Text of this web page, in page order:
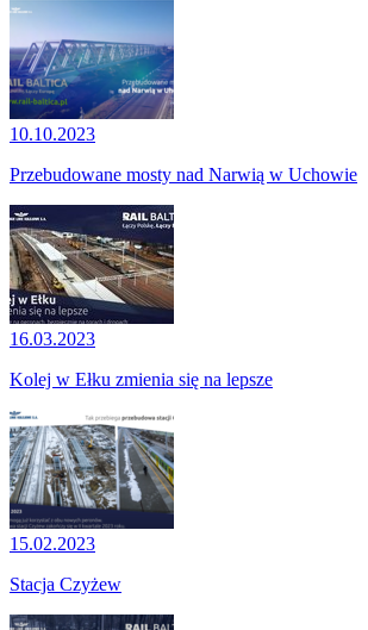
10.10.2023
Przebudowane mosty nad Narwią w Uchowie
16.03.2023
Kolej w Ełku zmienia się na lepsze
15.02.2023
Stacja Czyżew